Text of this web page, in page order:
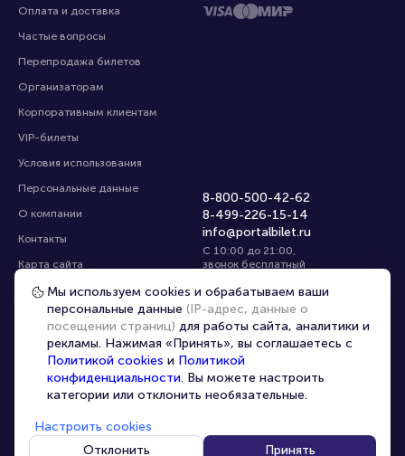
Оплата и доставка
Частые вопросы
Перепродажа билетов
Организаторам
Корпоративным клиентам
VIP-билеты
Условия использования
Персональные данные
О компании
Контакты
Карта сайта
Управление cookies
8-800-500-42-62
8-499-226-15-14
info@portalbilet.ru
С 10:00 до 21:00,
звонок бесплатный
Все площадки
Главная | Смоленск
© 2020 - 2026 portalbilet.ru Все права защищены
Мы используем cookies и обрабатываем ваши
персональные данные (IP-адрес, данные о
посещении страниц) для работы сайта, аналитики и
рекламы. Нажимая «Принять», вы соглашаетесь с
Политикой cookies и Политикой
конфиденциальности. Вы можете настроить
категории или отклонить необязательные.
Настроить cookies
Отклонить
Принять